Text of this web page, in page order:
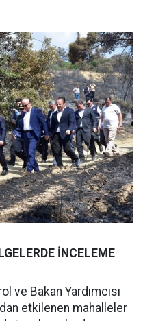
İNCELEME
ve Bakan Yardımcısı
etkilenen mahalleler